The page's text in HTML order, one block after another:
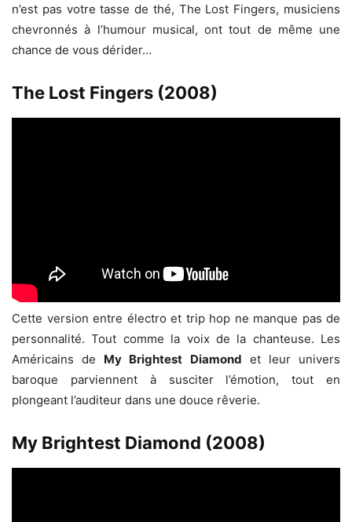
n’est pas votre tasse de thé, The Lost Fingers, musiciens
chevronnés à l’humour musical, ont tout de même une
chance de vous dérider…
The Lost Fingers (2008)
Cette version entre électro et trip hop ne manque pas de
personnalité. Tout comme la voix de la chanteuse. Les
Américains de My Brightest Diamond et leur univers
baroque parviennent à susciter l’émotion, tout en
plongeant l’auditeur dans une douce rêverie.
My Brightest Diamond (2008)